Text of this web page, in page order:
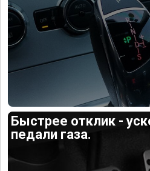
Быстрее отклик -
педали газа.